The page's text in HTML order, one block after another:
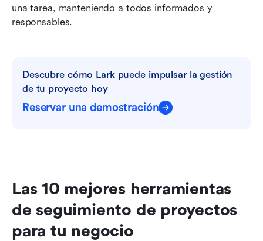
una tarea, manteniendo a todos informados y
responsables.
Descubre cómo Lark puede impulsar la gestión
de tu proyecto hoy
Reservar una demostración
Las 10 mejores herramientas
de seguimiento de proyectos
para tu negocio